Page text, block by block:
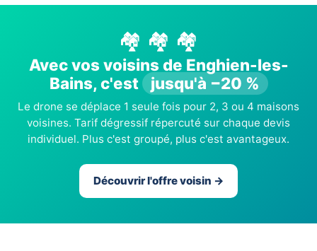
🏘️ 🏘️ 🏘️
Avec vos voisins de Enghien-les-
Bains, c'est
jusqu'à −20 %
Le drone se déplace 1 seule fois pour 2, 3 ou 4 maisons
voisines. Tarif dégressif répercuté sur chaque devis
individuel. Plus c'est groupé, plus c'est avantageux.
Découvrir l'offre voisin →